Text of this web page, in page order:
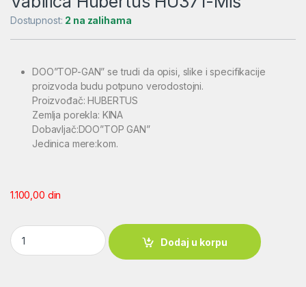
Dostupnost: 2 na zalihama
DOO”TOP-GAN” se trudi da opisi, slike i specifikacije
proizvoda budu potpuno verodostojni.
Proizvođač: HUBERTUS
Zemlja porekla: KINA
Dobavljač:DOO”TOP GAN”
Jedinica mere:kom.
1.100,00 din
Vabilica Hubertus HU371-Miš quantity
Dodaj u korpu